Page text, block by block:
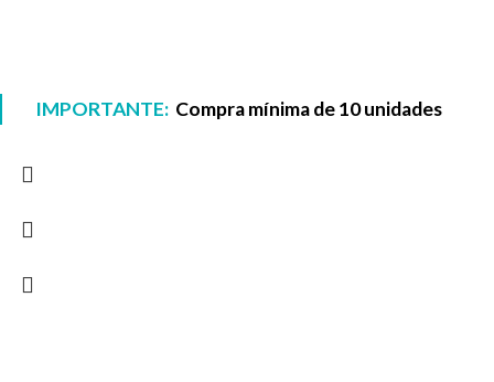
IMPORTANTE: Compra mínima de 10 unidades